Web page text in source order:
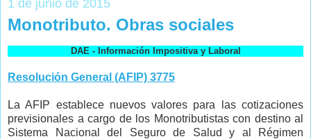
1 de junio de 2015
Monotributo. Obras sociales
DAE - Información Impositiva y Laboral
Resolución General (AFIP) 3775
La AFIP establece nuevos valores para las cotizaciones
previsionales a cargo de los Monotributistas con destino al
Sistema Nacional del Seguro de Salud y al Régimen